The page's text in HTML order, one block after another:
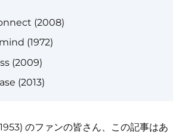
(2008)
(1972)
(2009)
(2013)
のファンの皆さん、この記事はあ